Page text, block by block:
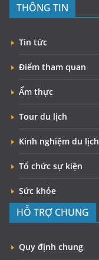
THÔNG TIN
Tin tức
Điểm tham quan
Ẩm thực
Tour du lịch
Kinh nghiệm du lịch
Tổ chức sự kiện
Sức khỏe
HỖ TRỢ CHUNG
Quy định chung